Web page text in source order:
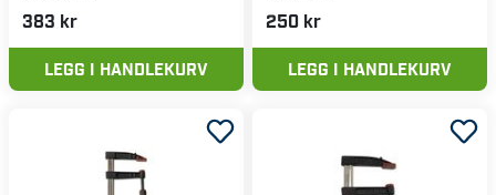
383 kr
LEGG I HANDLEKURV
250 kr
LEGG I HANDLEKURV